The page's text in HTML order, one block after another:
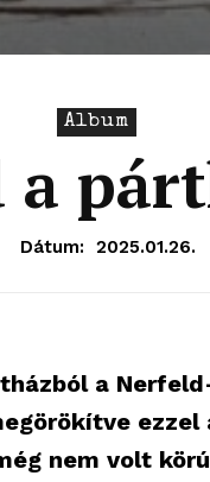
Album
a
Dátum: 2025.01.26.
a
ezzel
nem volt